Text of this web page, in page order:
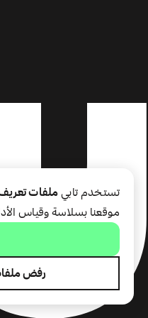
تستخدم تابي ملفات تعريف
موقعنا بسلاسة وقياس
رفض ملفات